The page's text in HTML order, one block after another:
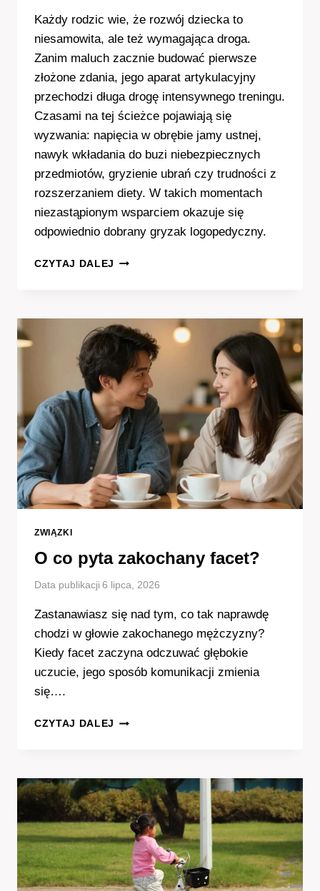
Każdy rodzic wie, że rozwój dziecka to
niesamowita, ale też wymagająca droga.
Zanim maluch zacznie budować pierwsze
złożone zdania, jego aparat artykulacyjny
przechodzi długa drogę intensywnego treningu.
Czasami na tej ścieżce pojawiają się
wyzwania: napięcia w obrębie jamy ustnej,
nawyk wkładania do buzi niebezpiecznych
przedmiotów, gryzienie ubrań czy trudności z
rozszerzaniem diety. W takich momentach
niezastąpionym wsparciem okazuje się
odpowiednio dobrany gryzak logopedyczny.
CZYTAJ DALEJ MAŁE
ZADAŃ.
JAK
MĄDRZE
WSPIERAĆ
APARAT
MOWY
I
ROZWÓJ
DZIECKA?
ZWIĄZKI
O co pyta zakochany facet?
Data publikacji 6 lipca, 2026
Zastanawiasz się nad tym, co tak naprawdę
chodzi w głowie zakochanego mężczyzny?
Kiedy facet zaczyna odczuwać głębokie
uczucie, jego sposób komunikacji zmienia
się….
CZYTAJ DALEJ O
FACET?